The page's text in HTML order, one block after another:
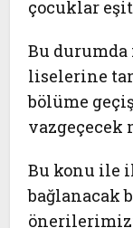
çocuklar
Bu
liselerine
bölüme
vazgeçecek
Bu konu ile
bağlanacak